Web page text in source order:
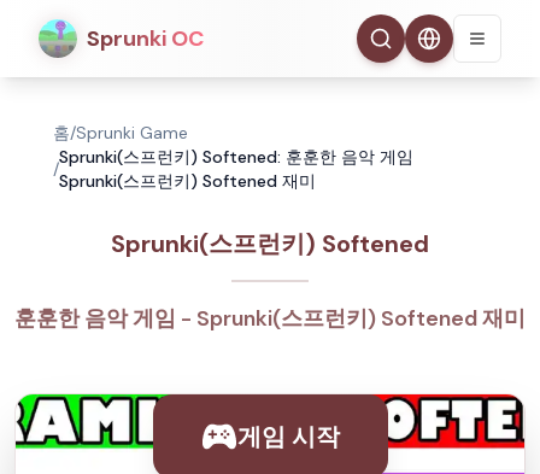
Sprunki OC
홈/Sprunki Game
/
Sprunki(스프런키) Softened: 훈훈한 음악 게임
Sprunki(스프런키) Softened 재미
Sprunki(스프런키) Softened
훈훈한 음악 게임 - Sprunki(스프런키) Softened 재미
게임 시작